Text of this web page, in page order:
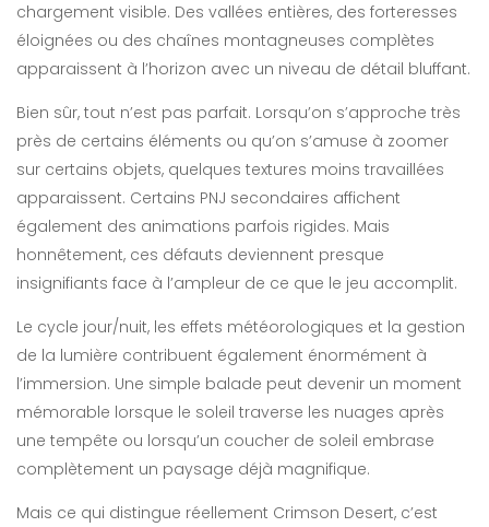
chargement visible. Des vallées entières, des forteresses
éloignées ou des chaînes montagneuses complètes
apparaissent à l’horizon avec un niveau de détail bluffant.
Bien sûr, tout n’est pas parfait. Lorsqu’on s’approche très
près de certains éléments ou qu’on s’amuse à zoomer
sur certains objets, quelques textures moins travaillées
apparaissent. Certains PNJ secondaires affichent
également des animations parfois rigides. Mais
honnêtement, ces défauts deviennent presque
insignifiants face à l’ampleur de ce que le jeu accomplit.
Le cycle jour/nuit, les effets météorologiques et la gestion
de la lumière contribuent également énormément à
l’immersion. Une simple balade peut devenir un moment
mémorable lorsque le soleil traverse les nuages après
une tempête ou lorsqu’un coucher de soleil embrase
complètement un paysage déjà magnifique.
Mais ce qui distingue réellement Crimson Desert, c’est